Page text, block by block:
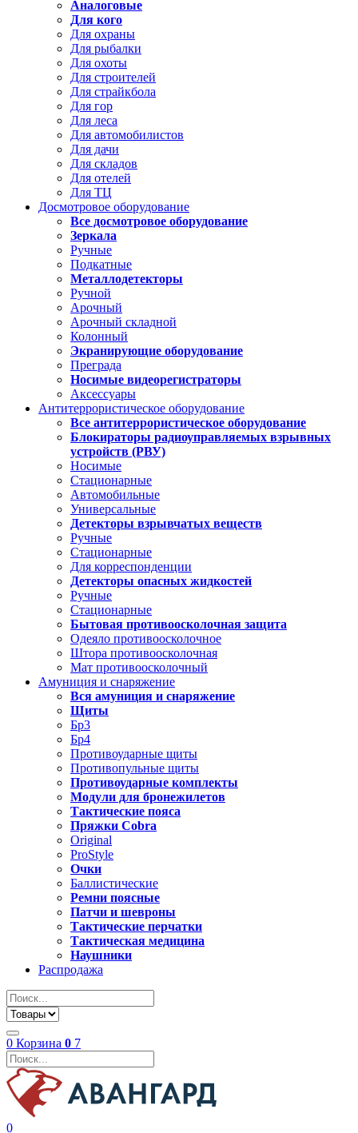
Аналоговые
Для кого
Для охраны
Для рыбалки
Для охоты
Для строителей
Для страйкбола
Для гор
Для леса
Для автомобилистов
Для дачи
Для складов
Для отелей
Для ТЦ
Досмотровое оборудование
Все досмотровое оборудование
Зеркала
Ручные
Подкатные
Металлодетекторы
Ручной
Арочный
Арочный складной
Колонный
Экранирующие оборудование
Преграда
Носимые видеорегистраторы
Аксессуары
Антитеррористическое оборудование
Все антитеррористическое оборудование
Блокираторы радиоуправляемых взрывных
устройств (РВУ)
Носимые
Стационарные
Автомобильные
Универсальные
Детекторы взрывчатых веществ
Ручные
Стационарные
Для корреспонденции
Детекторы опасных жидкостей
Ручные
Стационарные
Бытовая противоосколочная защита
Одеяло противоосколочное
Штора противоосколочная
Мат противоосколочный
Амуниция и снаряжение
Вся амуниция и снаряжение
Щиты
Бр3
Бр4
Противоударные щиты
Противопульные щиты
Противоударные комплекты
Модули для бронежилетов
Тактические пояса
Пряжки Cobra
Original
ProStyle
Очки
Баллистические
Ремни поясные
Патчи и шевроны
Тактические перчатки
Тактическая медицина
Наушники
Распродажа
0 Корзина 0 7
0